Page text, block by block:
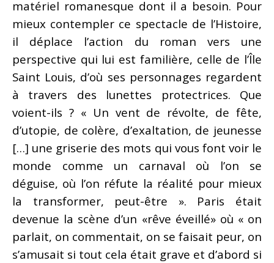
matériel romanesque dont il a besoin. Pour
mieux contempler ce spectacle de l’Histoire,
il déplace l’action du roman vers une
perspective qui lui est familière, celle de l’Île
Saint Louis, d’où ses personnages regardent
à travers des lunettes protectrices. Que
voient-ils ? « Un vent de révolte, de fête,
d’utopie, de colère, d’exaltation, de jeunesse
[…] une griserie des mots qui vous font voir le
monde comme un carnaval où l’on se
déguise, où l’on réfute la réalité pour mieux
la transformer, peut-être ». Paris était
devenue la scène d’un «rêve éveillé» où « on
parlait, on commentait, on se faisait peur, on
s’amusait si tout cela était grave et d’abord si